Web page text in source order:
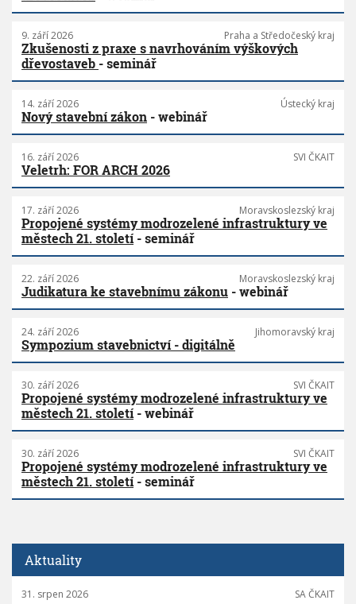
9. září 2026 Praha a Středočeský kraj
Zkušenosti z praxe s navrhováním výškových
dřevostaveb - seminář
14. září 2026 Ústecký kraj
Nový stavební zákon - webinář
16. září 2026 SVI ČKAIT
Veletrh: FOR ARCH 2026
17. září 2026 Moravskoslezský kraj
Propojené systémy modrozelené infrastruktury ve
městech 21. století- seminář
22. září 2026 Moravskoslezský kraj
Judikatura ke stavebnímu zákonu - webinář
24. září 2026 Jihomoravský kraj
Sympozium stavebnictví - digitálně
30. září 2026 SVI ČKAIT
Propojené systémy modrozelené infrastruktury ve
městech 21. století- webinář
30. září 2026 SVI ČKAIT
Propojené systémy modrozelené infrastruktury ve
městech 21. století- seminář
Aktuality
31. srpen 2026 SA ČKAIT